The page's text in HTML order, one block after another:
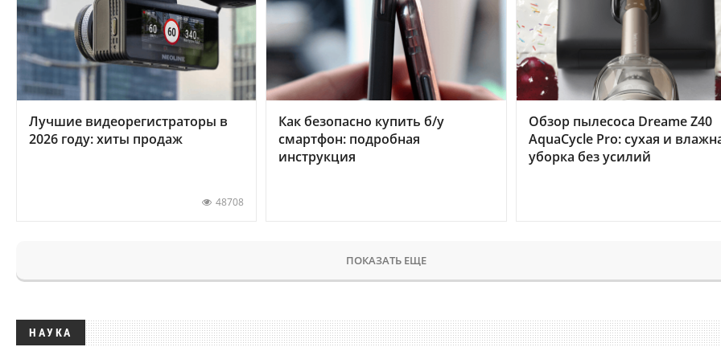
Лучшие видеорегистраторы в
2026 году: хиты продаж
48708
Как безопасно купить б/у
смартфон: подробная
инструкция
Обзор пылесоса Dreame Z40
AquaCycle Pro: сухая и
уборка без усилий
ПОКАЗАТЬ ЕЩЕ
НАУКА